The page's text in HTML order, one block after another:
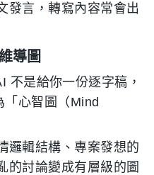
發言，轉寫內容常會出
導圖
不是給你一份逐字稿，
「心智圖（Mind
邏輯結構、專案發想的
的討論變成有層級的圖